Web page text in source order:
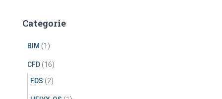
Categorie
BIM (1)
CFD (16)
FDS (2)